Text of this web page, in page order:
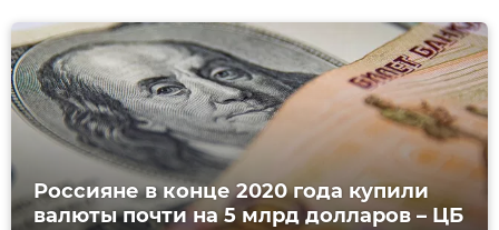
Россияне в конце 2020 года купили
валюты почти на 5 млрд долларов – ЦБ